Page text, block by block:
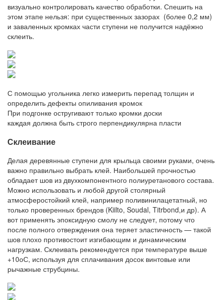
визуально контролировать качество обработки. Спешить на
этом этапе нельзя: при существенных зазорах (более 0,2 мм)
и заваленных кромках части ступени не получится надёжно
склеить.
С помощью угольника легко измерить перепад толщин и
определить дефекты опиливания кромок
При подгонке остругивают только кромки доски
каждая должна быть строго перпендикулярна пласти
Склеивание
Делая деревянные ступени для крыльца своими руками, очень
важно правильно выбрать клей. Наибольшей прочностью
обладает шов из двухкомпонентного полиуретанового состава.
Можно использовать и любой другой столярный
атмосферостойкий клей, например поливинилацетатный, но
только проверенных брендов (Kiilto, Soudal, Titrbond,и др). А
вот применять эпоксидную смолу не следует, потому что
после полного отверждения она теряет эластичность — такой
шов плохо противостоит изгибающим и динамическим
нагрузкам. Склеивать рекомендуется при температуре выше
+10оС, используя для сплачивания досок винтовые или
рычажные струбцины.